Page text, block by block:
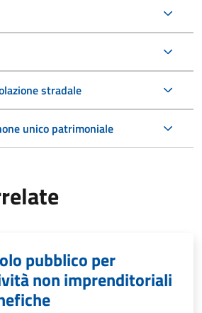
stradale
unico patrimoniale
pubblico per
non imprenditoriali